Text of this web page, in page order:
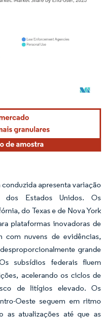
atribuição conforme CC BY 4.0.
apresenta variação
dos Estados Unidos. Os
do Texas e de Nova York
plataformas inovadoras de
com nuvens de evidências,
grande
subsídios federais fluem
acelerando os ciclos de
de litígios elevado. Os
Oeste seguem em ritmo
as atualizações até que as